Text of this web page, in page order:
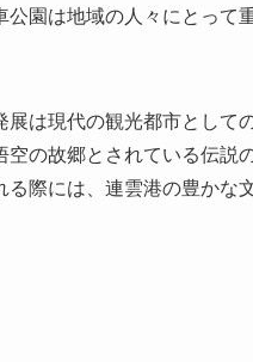
園は地域の人々にとって
は現代の観光都市として
の故郷とされている伝説
際には、連雲港の豊かな